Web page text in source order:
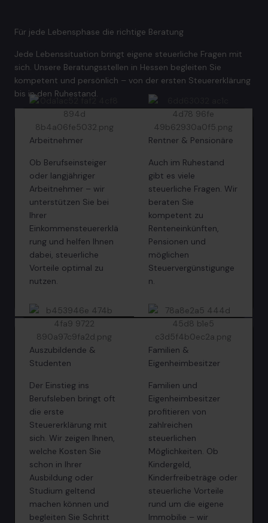
Für jede Lebensphase die richtige Beratung
Jede Lebenssituation bringt eigene steuerliche Fragen mit
sich. Unsere Beratungsstellen in Hessen begleiten Sie
kompetent und persönlich – von der ersten Steuererklärung
bis in den Ruhestand.
Arbeitnehmer
Ob Berufseinsteiger
oder langjähriger
Arbeitnehmer – wir
unterstützen Sie bei
Ihrer
Einkommensteuererklä
rung und helfen Ihnen
dabei, steuerliche
Vorteile optimal zu
nutzen.
Rentner & Pensionäre
Auch im Ruhestand
gibt es viele
steuerliche Fragen. Wir
beraten Sie
kompetent zu
Renteneinkünften,
Pensionen und
möglichen
Steuervergünstigunge
n.
Auszubildende &
Studenten
Der Einstieg ins
Berufsleben bringt oft
die erste
Steuererklärung mit
sich. Wir zeigen Ihnen,
welche Kosten Sie
schon in Ihrer
Ausbildung oder
Studium geltend
machen können und
begleiten Sie Schritt
Familien &
Eigenheimbesitzer
Familien und
Eigenheimbesitzer
profitieren von
zahlreichen
steuerlichen
Möglichkeiten. Ob
Kindergeld,
Kinderfreibeträge oder
steuerliche Vorteile
rund um die eigene
Immobilie – wir